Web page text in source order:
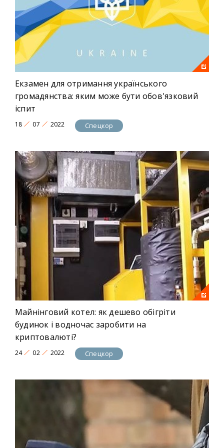
Екзамен для отримання українського
громадянства: яким може бути обов'язковий
іспит
18 07 2022 Спецкор
Майнінговий котел: як дешево обігріти
будинок і водночас заробити на
криптовалюті?
24 02 2022 Спецкор